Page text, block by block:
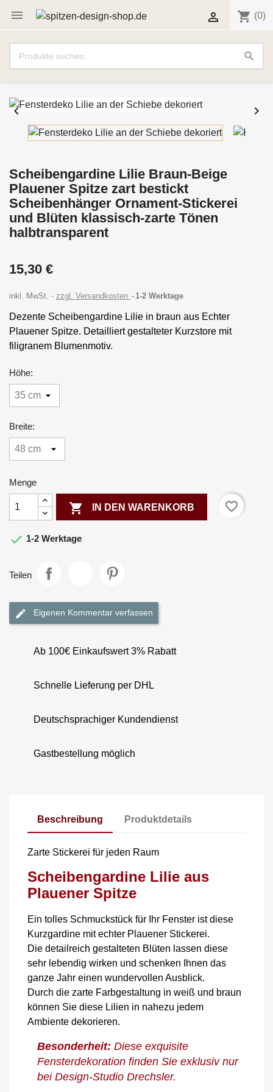
 shopping_cart (0)

search
 
Scheibengardine Lilie Braun-Beige
Plauener Spitze zart bestickt
Scheibenhänger Ornament-Stickerei
und Blüten klassisch-zarte Tönen
halbtransparent
15,30 €
inkl. MwSt. zzgl. Versandkosten 1-2 Werktage
Dezente Scheibengardine Lilie in braun aus Echter
Plauener Spitze. Detailliert gestalteter Kurzstore mit
filigranem Blumenmotiv.
Höhe:
Breite:
Menge
 IN DEN WARENKORB favorite_border
 1-2 Werktage
Teilen
Eigenen Kommentar verfassen
Ab 100€ Einkaufswert 3% Rabatt
Schnelle Lieferung per DHL
Deutschsprachiger Kundendienst
Gastbestellung möglich
Beschreibung Produktdetails
Zarte Stickerei für jeden Raum
Scheibengardine Lilie aus
Plauener Spitze
Ein tolles Schmuckstück für Ihr Fenster ist diese
Kurzgardine mit echter Plauener Stickerei.
Die detailreich gestalteten Blüten lassen diese
sehr lebendig wirken und schenken Ihnen das
ganze Jahr einen wundervollen Ausblick.
Durch die zarte Farbgestaltung in weiß und braun
können Sie diese Lilien in nahezu jedem
Ambiente dekorieren.
Besonderheit: Diese exquisite
Fensterdekoration finden Sie exklusiv nur
bei Design-Studio Drechsler.